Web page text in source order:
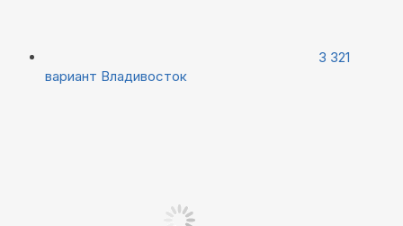
3 321
вариант Владивосток